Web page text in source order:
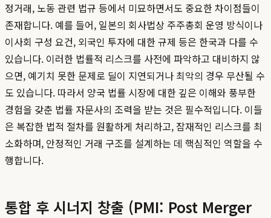
정거래, 노동 관련 법규 등에서 미묘하면서도 중요한 차이점들이
존재합니다. 예를 들어, 일본의 회사법상 주주총회 운영 방식이나
이사회 구성 요건, 외국인 투자에 대한 규제 등은 한국과 다를 수
있습니다. 이러한 법률적 리스크를 사전에 파악하고 대비하지 않
으면, 예기치 못한 문제로 딜이 지연되거나 최악의 경우 무산될 수
도 있습니다. 따라서 양국 법률 시장에 대한 깊은 이해와 풍부한
경험을 갖춘 법률 자문사의 조력을 받는 것은 필수적입니다. 이들
은 복잡한 법적 절차를 원활하게 처리하고, 잠재적인 리스크를 최
소화하며, 안정적인 거래 구조를 설계하는 데 핵심적인 역할을 수
행합니다.
통합 후 시너지 창출 (PMI: Post Merger